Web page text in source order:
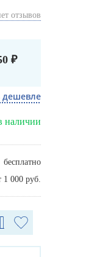
отзывов
₽
дешевле
наличии
бесплатно
1 000 руб.